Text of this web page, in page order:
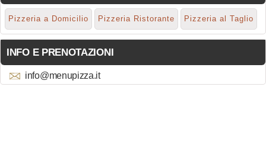
Pizzeria a Domicilio Pizzeria Ristorante Pizzeria al Taglio
INFO E PRENOTAZIONI
info@menupizza.it